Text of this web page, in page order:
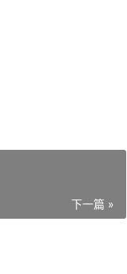
下一篇 »